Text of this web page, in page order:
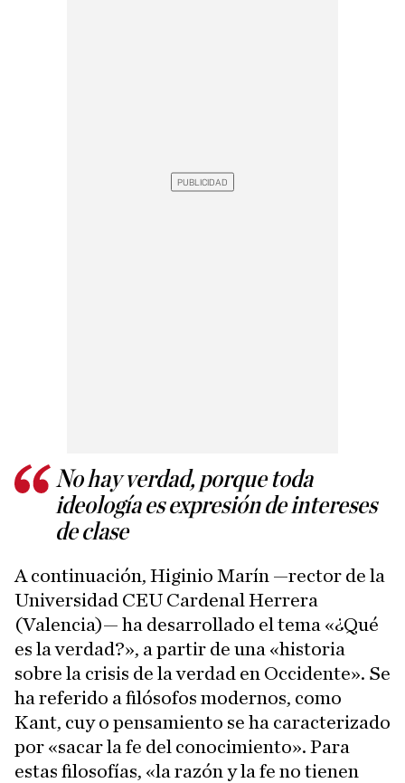
No hay verdad, porque toda
ideología es expresión de intereses
de clase
A continuación, Higinio Marín —rector de la
Universidad CEU Cardenal Herrera
(Valencia)— ha desarrollado el tema «¿Qué
es la verdad?», a partir de una «historia
sobre la crisis de la verdad en Occidente». Se
ha referido a filósofos modernos, como
Kant, cuy o pensamiento se ha caracterizado
por «sacar la fe del conocimiento». Para
estas filosofías, «la razón y la fe no tienen